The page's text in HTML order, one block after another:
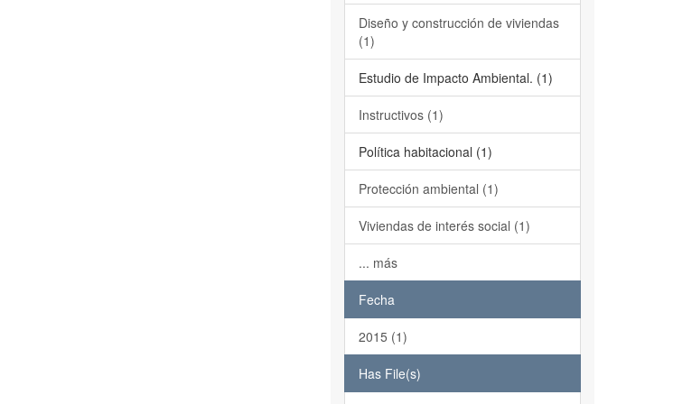
Diseño y construcción de viviendas
(1)
Estudio de Impacto Ambiental. (1)
Instructivos (1)
Política habitacional (1)
Protección ambiental (1)
Viviendas de interés social (1)
... más
Fecha
2015 (1)
Has File(s)